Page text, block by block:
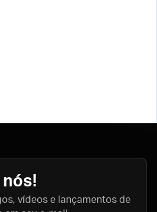
vídeos e lançamentos de